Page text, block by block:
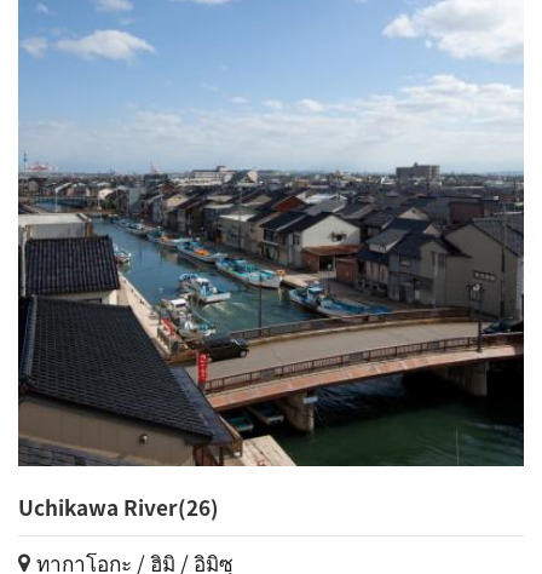
Uchikawa River(26)
ทากาโอกะ / ฮิมิ / อิมิซุ